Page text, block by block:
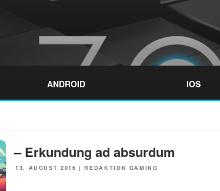
ANDROID IOS
– Erkundung ad absurdum
POSTED
13. AUGUST 2016 |REDAKTION GAMING